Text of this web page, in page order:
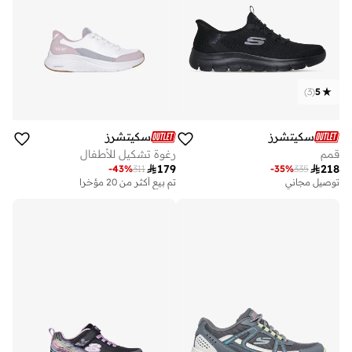
5
(
3
)
سكيتشرز
قمم
218
335
-35%
توصيل مجاني
سكيتشرز
رغوة تشكيل للأطفال
179
311
-43%
تم بيع أكثر من 20 مؤخرا